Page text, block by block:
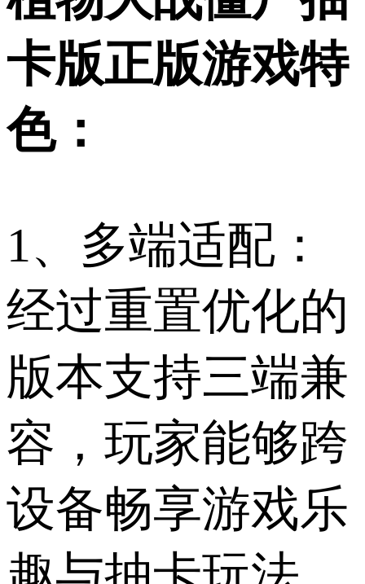
卡版正版游戏特
色：
1、多端适配：
经过重置优化的
版本支持三端兼
容，玩家能够跨
设备畅享游戏乐